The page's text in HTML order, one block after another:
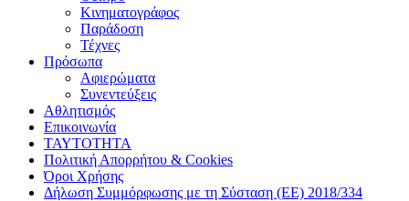
Κινηματογράφος
Παράδοση
Τέχνες
Πρόσωπα
Αφιερώματα
Συνεντεύξεις
Αθλητισμός
Επικοινωνία
ΤΑΥΤΟΤΗΤΑ
Πολιτική Απορρήτου & Cookies
Όροι Χρήσης
Δήλωση Συμμόρφωσης με τη Σύσταση (ΕΕ) 2018/334